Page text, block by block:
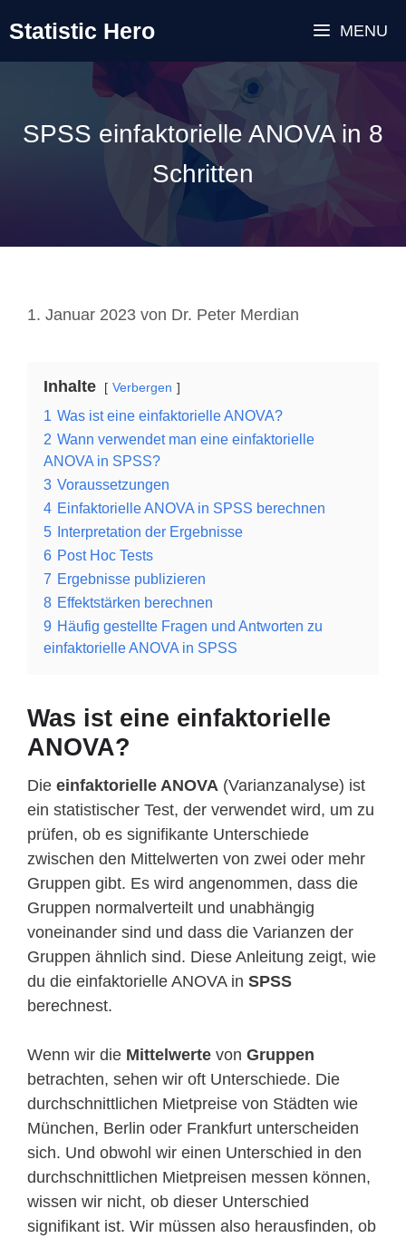
Inhalt
springen
Statistic Hero MENU
SPSS einfaktorielle ANOVA in 8
Schritten
1. Januar 2023 von Dr. Peter Merdian
Inhalte Verbergen
1 Was ist eine einfaktorielle ANOVA?
2 Wann verwendet man eine einfaktorielle
ANOVA in SPSS?
3 Voraussetzungen
4 Einfaktorielle ANOVA in SPSS berechnen
5
Interpretation der Ergebnisse
6 Post Hoc Tests
7 Ergebnisse publizieren
8 Effektstärken berechnen
9 Häufig gestellte Fragen und Antworten zu
einfaktorielle ANOVA in SPSS
Was ist eine einfaktorielle
ANOVA?
Die einfaktorielle ANOVA (Varianzanalyse) ist
ein statistischer Test, der verwendet wird, um zu
prüfen, ob es signifikante Unterschiede
zwischen den Mittelwerten von zwei oder mehr
Gruppen gibt. Es wird angenommen, dass die
Gruppen normalverteilt und unabhängig
voneinander sind und dass die Varianzen der
Gruppen ähnlich sind. Diese Anleitung zeigt, wie
du die einfaktorielle ANOVA in SPSS
berechnest.
Wenn wir die Mittelwerte von Gruppen
betrachten, sehen wir oft Unterschiede. Die
durchschnittlichen Mietpreise von Städten wie
München, Berlin oder Frankfurt unterscheiden
sich. Und obwohl wir einen Unterschied in den
durchschnittlichen Mietpreisen messen können,
wissen wir nicht, ob dieser Unterschied
signifikant ist. Wir müssen also herausfinden, ob